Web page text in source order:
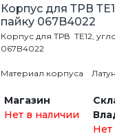
Корпус для ТРВ
пайку 067B4022
Корпус для ТРВ ТЕ12,
067B4022
Материал корпуса
Магазин
Нет в наличии
Нет